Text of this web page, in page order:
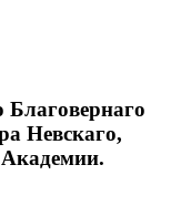
Невскаго,